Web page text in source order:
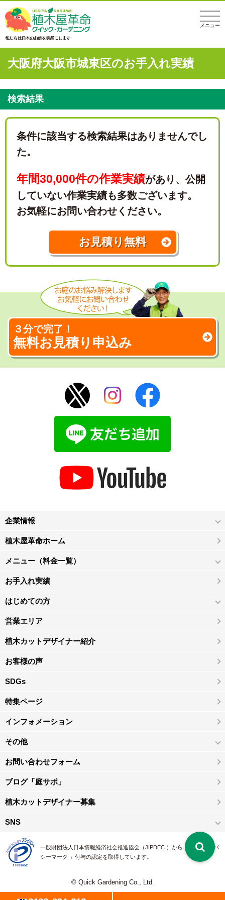
メニュー
大阪府大阪市城東区のお手入れ実績
検索結果
条件に該当する検索結果はありませんでし
た。
年間30,000件の作業実績があり、 公開
していない作業実績も多数ございます。
お気軽にお問い合わせください。
お見積り無料
３分で完了！
無料お見積り申込み
企業情報
植木屋革命ホーム
メニュー（料金一覧）
お手入れ実績
はじめての方
営業エリア
植木カットデザイナー紹介
お客様の声
SDGs
特集ページ
インフォメーション
その他
お問い合わせフォーム
ブログ「庭サポ」
植木カットデザイナー募集
SNS
一般財団法人日本情報経済社会推進協会（JIPDEC ）から 、「 プライバ
シーマーク 」付与の認定を取得しています。
© Quick Gardening Co., Ltd.